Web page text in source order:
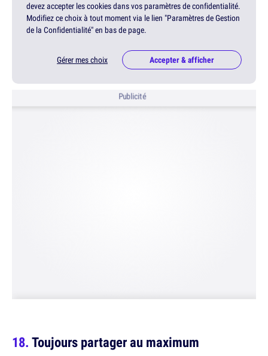
devez accepter les cookies dans vos paramètres de confidentialité.
Modifiez ce choix à tout moment via le lien "Paramètres de Gestion
de la Confidentialité" en bas de page.
Gérer mes choix Accepter & afficher
Publicité
Toujours partager au maximum